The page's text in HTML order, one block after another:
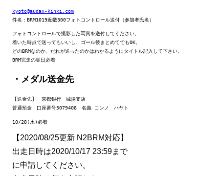
kyoto@audax-kinki.com
件名：BRM1019近畿300フォトコントロール送付（参加者氏名）
フォトコントロールで撮影した写真を送付してください。
着いた時点で送ってもいいし、ゴール後まとめてでもOK。
どのBRMなのか、だれが送ったのかはわかるようにタイトル記入して下さい。
BRM完走の翌日必着
・メダル送金先
【送金先】 京都銀行 城陽支店
普通預金　口座番号5079408　名義 コンノ　ハヤト
10/28(水)必着
【2020/08/25更新 N2BRM対応】
出走日時は2020/10/17 23:59まで
に申請してください。